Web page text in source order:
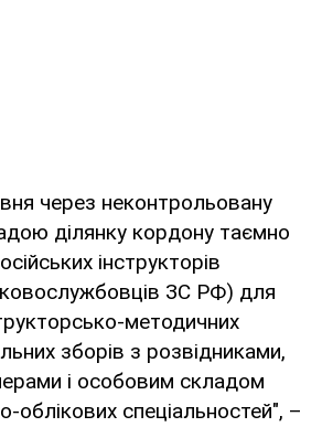
через неконтрольовану
ділянку кордону таємно
інструкторів
ЗС РФ) для
методичних
зборів з розвідниками,
і особовим складом
облікових спеціальностей", –